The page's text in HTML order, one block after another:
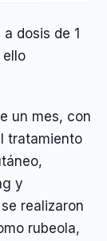
dosis de 1
un mes, con
tratamiento
y
realizaron
rubeola,